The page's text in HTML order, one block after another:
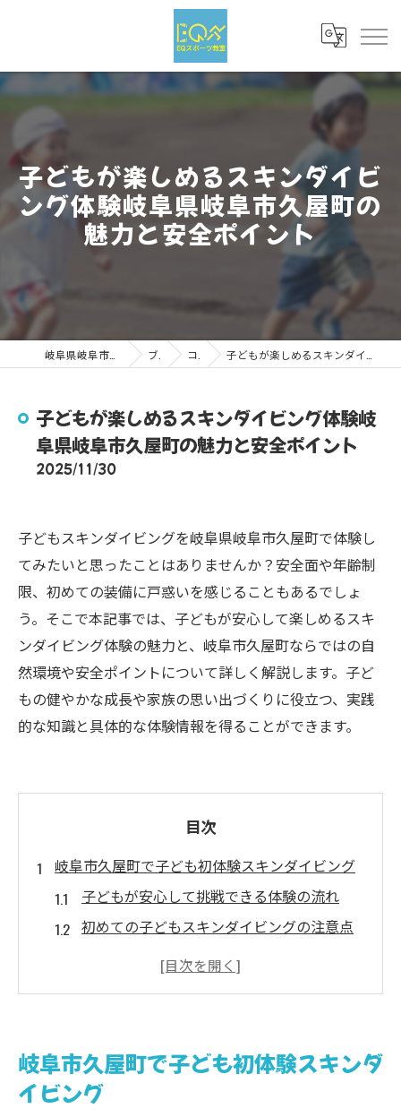
子どもが楽しめるスキンダイビ
ング体験岐阜県岐阜市久屋町の
魅力と安全ポイント
ブログ コラム 子どもが楽しめるスキンダイビング体験岐阜県岐阜市久屋町の魅力と安全ポイント
子どもが楽しめるスキンダイビング体験岐
阜県岐阜市久屋町の魅力と安全ポイント
2025/11/30
子どもスキンダイビングを岐阜県岐阜市久屋町で体験し
てみたいと思ったことはありませんか？安全面や年齢制
限、初めての装備に戸惑いを感じることもあるでしょ
う。そこで本記事では、子どもが安心して楽しめるスキ
ンダイビング体験の魅力と、岐阜市久屋町ならではの自
然環境や安全ポイントについて詳しく解説します。子ど
もの健やかな成長や家族の思い出づくりに役立つ、実践
的な知識と具体的な体験情報を得ることができます。
目次
岐阜市久屋町で子ども初体験スキンダイビング
子どもが安心して挑戦できる体験の流れ
初めての子どもスキンダイビングの注意点
子ども向け装備選びのポイントと選び方
子どもも安心して挑戦できるスキンダイビング
体験
子どもの安全を守る体験プランの選び方
岐阜市久屋町で子ども初体験スキンダ
イビング